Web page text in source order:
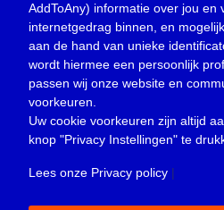
Oproep(734)
Overlijden(39)
Podcast(18)
prijsvraag (5)
Religie (1.438)
Service(226)
AddToAny) informatie over jou en
internetgedrag binnen, en
aan de hand van unieke
wordt hiermee een persoonlijk
passen wij onze website en
voorkeuren.
Uw cookie voorkeuren zijn altijd
knop "Privacy Instellingen" te
Lees onze Privacy policy |